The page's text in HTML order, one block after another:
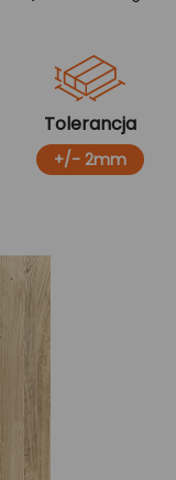
Tolerancja
+/- 2mm